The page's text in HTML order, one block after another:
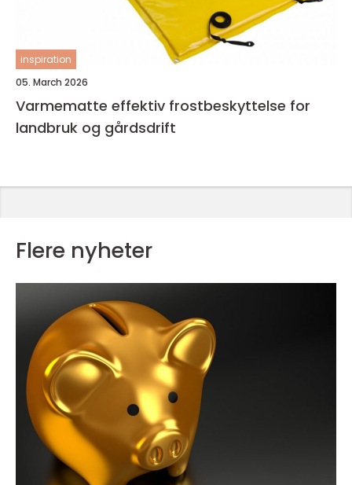
inspiration
05. March 2026
Varmematte effektiv frostbeskyttelse for
landbruk og gårdsdrift
Flere nyheter